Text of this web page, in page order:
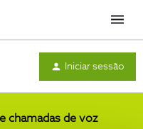
Menu
Iniciar sessão
chamadas de voz